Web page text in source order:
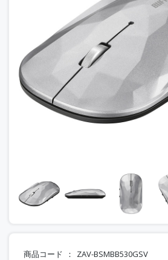
商品コード ZAV-BSMBB530GSV